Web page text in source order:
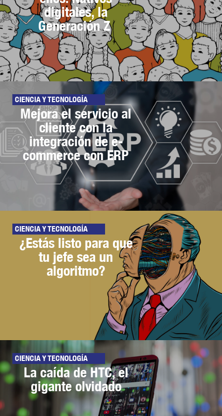
digitales, la
Generación Z
CIENCIA Y TECNOLOGÍA
Mejora el servicio al
cliente con la
integración de e-
commerce con ERP
CIENCIA Y TECNOLOGÍA
¿Estás listo para que
tu jefe sea un
algoritmo?
CIENCIA Y TECNOLOGÍA
La caída de HTC, el
gigante olvidado